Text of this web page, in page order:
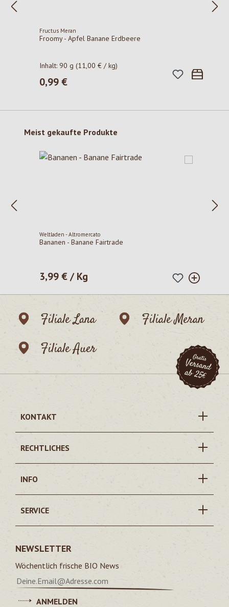
Fructus Meran
Froomy - Apfel Banane Erdbeere
Inhalt: 90 g(11,00 € / kg)
Regulärer Preis:
0,99 €
Produktgalerie überspringen
Meist gekaufte Produkte
Weltladen - Altromercato
Bananen - Banane Fairtrade
Regulärer Preis:
3,99 € / Kg
Filiale Lana
Filiale Meran
Filiale Auer
KONTAKT
RECHTLICHES
INFO
SERVICE
NEWSLETTER
Wöchentlich frische BIO News
ANMELDEN